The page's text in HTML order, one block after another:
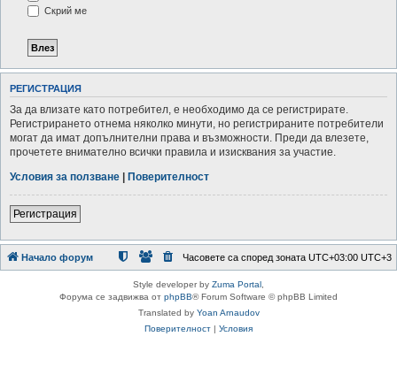
Скрий ме
РЕГИСТРАЦИЯ
За да влизате като потребител, е необходимо да се регистрирате.
Регистрирането отнема няколко минути, но регистрираните потребители
могат да имат допълнителни права и възможности. Преди да влезете,
прочетете внимателно всички правила и изисквания за участие.
Условия за ползване | Поверителност
Регистрация
Начало форум Часовете са според зоната UTC+03:00 UTC+3
Style developer by Zuma Portal
Форума се задвижва от phpBB® Forum Software © phpBB Limited
Translated by Yoan Arnaudov
Поверителност | Условия